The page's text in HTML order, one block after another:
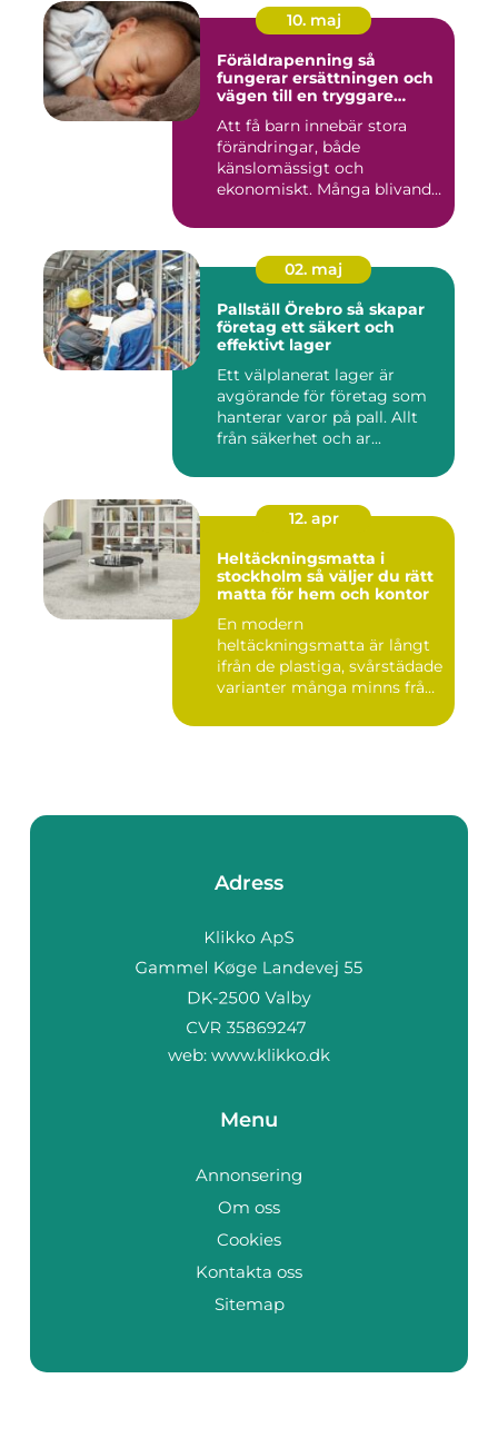
10. maj
Föräldrapenning så
fungerar ersättningen och
vägen till en tryggare
Att få barn innebär stora
förändringar, både
känslomässigt och
ekonomiskt. Många blivande
02. maj
Pallställ Örebro så skapar
företag ett säkert och
effektivt lager
Ett välplanerat lager är
avgörande för företag som
hanterar varor på pall. Allt
från säkerhet och ar...
12. apr
Heltäckningsmatta i
stockholm så väljer du rätt
matta för hem och kontor
En modern
heltäckningsmatta är långt
ifrån de plastiga, svårstädade
varianter många minns från
Adress
web: www.klikko.dk
Menu
Annonsering
Om oss
Cookies
Kontakta oss
Sitemap